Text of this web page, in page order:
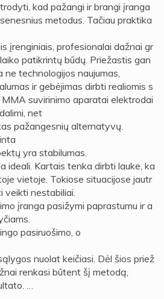
kad pažangi ir brangi įranga
metodus. Tačiau praktika
įrenginiais, profesionalai dažnai gr
patikrintų būdų. Priežastis gan
ne technologijos naujumas,
ir gebėjimas dirbti realiomis s
suvirinimo aparatai elektrodai
net
pažangesnių alternatyvų.
yra stabilumas.
ideali. Kartais tenka dirbti lauke, ka
vietoje. Tokiose situacijose jautr
veikti nestabiliai.
įranga pasižymi paprastumu ir a
pasiruošimo, o
nuolat keičiasi. Dėl šios priež
renkasi būtent šį metodą,
…